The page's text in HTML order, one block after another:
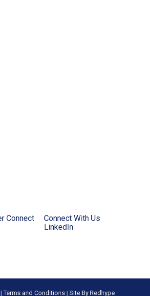
Connect With Us
LinkedIn
|Terms and Conditions | Site By Redhype